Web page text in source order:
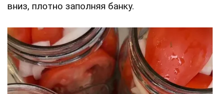
вниз, плотно заполняя банку.